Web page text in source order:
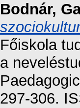
Bodnár,
Főiskola
a
297-306.